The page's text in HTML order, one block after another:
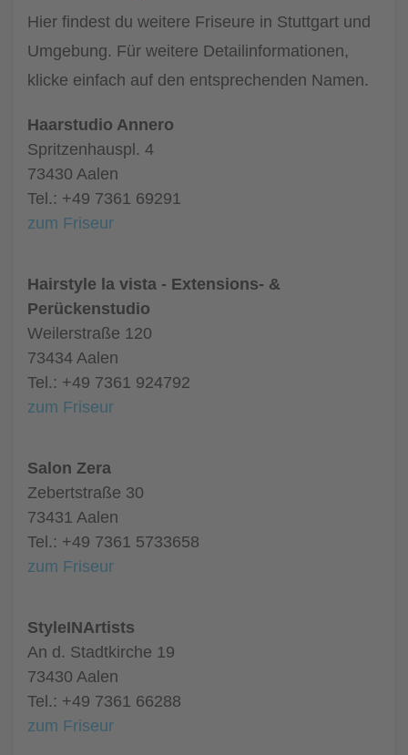
Hier findest du weitere Friseure in Stuttgart und
Umgebung. Für weitere Detailinformationen,
klicke einfach auf den entsprechenden Namen.
Haarstudio Annero
Spritzenhauspl. 4
73430 Aalen
Tel.: +49 7361 69291
zum Friseur
Hairstyle la vista - Extensions- &
Perückenstudio
Weilerstraße 120
73434 Aalen
Tel.: +49 7361 924792
zum Friseur
Salon Zera
Zebertstraße 30
73431 Aalen
Tel.: +49 7361 5733658
zum Friseur
StyleINArtists
An d. Stadtkirche 19
73430 Aalen
Tel.: +49 7361 66288
zum Friseur